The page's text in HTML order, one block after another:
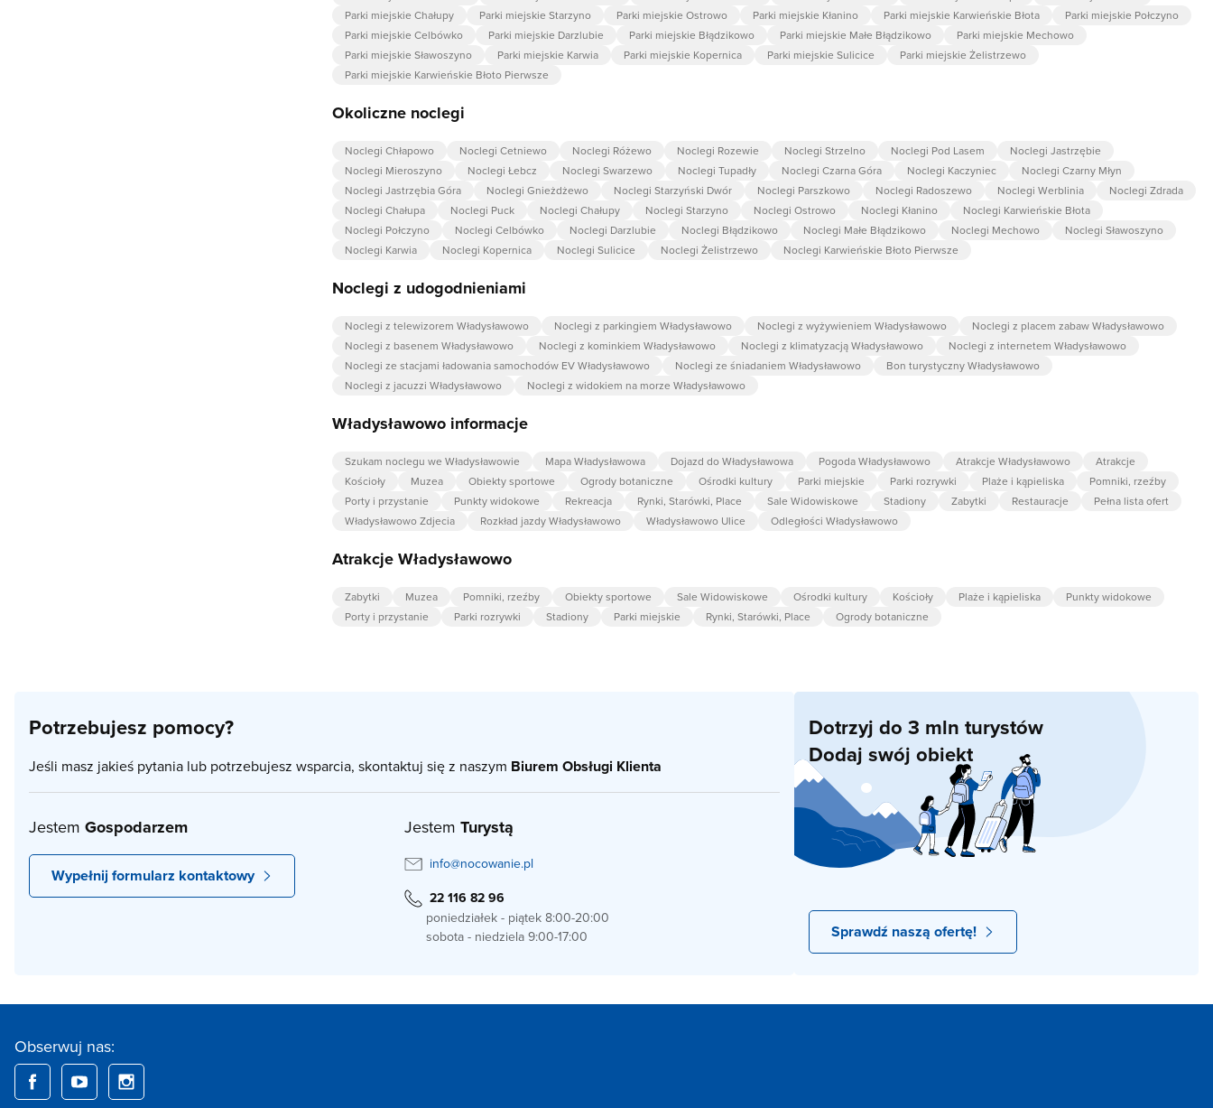
Parki miejskie Chałupy
Parki miejskie Starzyno Parki miejskie Ostrowo Parki miejskie Kłanino Parki miejskie Karwieńskie Błota
Parki miejskie Połczyno
Parki miejskie Celbówko
Parki miejskie Darzlubie Parki miejskie Błądzikowo Parki miejskie Małe Błądzikowo
Parki miejskie Mechowo
Parki miejskie Sławoszyno
Parki miejskie Karwia Parki miejskie Kopernica Parki miejskie Sulicice
Parki miejskie Żelistrzewo
Parki miejskie Karwieńskie Błoto Pierwsze
Okoliczne noclegi
Noclegi Chłapowo Noclegi Cetniewo Noclegi Różewo Noclegi Rozewie Noclegi Strzelno Noclegi Pod Lasem
Noclegi Jastrzębie
Noclegi Mieroszyno
Noclegi Łebcz Noclegi Swarzewo Noclegi Tupadły Noclegi Czarna Góra Noclegi Kaczyniec
Noclegi Czarny Młyn
Noclegi Jastrzębia Góra
Noclegi Gnieżdżewo Noclegi Starzyński Dwór Noclegi Parszkowo Noclegi Radoszewo Noclegi Werblinia
Noclegi Zdrada
Noclegi Chałupa
Noclegi Puck Noclegi Chałupy Noclegi Starzyno Noclegi Ostrowo Noclegi Kłanino
Noclegi Karwieńskie Błota
Noclegi Połczyno
Noclegi Celbówko Noclegi Darzlubie Noclegi Błądzikowo Noclegi Małe Błądzikowo Noclegi Mechowo
Noclegi Sławoszyno
Noclegi Karwia
Noclegi Kopernica Noclegi Sulicice Noclegi Żelistrzewo Noclegi Karwieńskie Błoto Pierwsze
Noclegi z udogodnieniami
Noclegi z telewizorem Władysławowo Noclegi z parkingiem Władysławowo Noclegi z wyżywieniem Władysławowo
Noclegi z placem zabaw Władysławowo
Noclegi z basenem Władysławowo
Noclegi z kominkiem Władysławowo Noclegi z klimatyzacją Władysławowo
Noclegi z internetem Władysławowo
Noclegi ze stacjami ładowania samochodów EV Władysławowo
Noclegi ze śniadaniem Władysławowo
Bon turystyczny Władysławowo
Noclegi z jacuzzi Władysławowo
Noclegi z widokiem na morze Władysławowo
Władysławowo informacje
Szukam noclegu we Władysławowie Mapa Władysławowa Dojazd do Władysławowa Pogoda Władysławowo Atrakcje Władysławowo
Atrakcje
Kościoły
Muzea Obiekty sportowe Ogrody botaniczne Ośrodki kultury Parki miejskie Parki rozrywki Plaże i kąpieliska
Pomniki, rzeźby
Porty i przystanie
Punkty widokowe Rekreacja Rynki, Starówki, Place Sale Widowiskowe Stadiony Zabytki Restauracje
Pełna lista ofert
Władysławowo Zdjecia
Rozkład jazdy Władysławowo Władysławowo Ulice Odległości Władysławowo
Atrakcje Władysławowo
Zabytki Muzea Pomniki, rzeźby Obiekty sportowe Sale Widowiskowe Ośrodki kultury Kościoły Plaże i kąpieliska
Punkty widokowe
Porty i przystanie
Parki rozrywki Stadiony Parki miejskie Rynki, Starówki, Place Ogrody botaniczne
Potrzebujesz pomocy?
Jeśli masz jakieś pytania lub potrzebujesz wsparcia, skontaktuj się z naszym Biurem Obsługi Klienta
Jestem Gospodarzem
Wypełnij formularz kontaktowy
Jestem Turystą
info@nocowanie.pl
22 116 82 96
poniedziałek - piątek 8:00-20:00
sobota - niedziela 9:00-17:00
Dotrzyj do 3 mln turystów
Dodaj swój obiekt
Sprawdź naszą ofertę!
Obserwuj nas: